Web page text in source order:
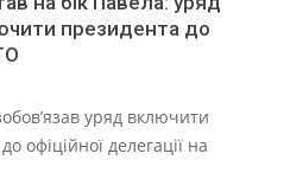
президента до
уряд включити
офіційної делегації на